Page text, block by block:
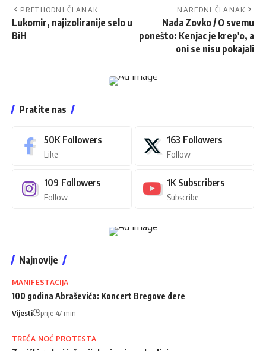
PRETHODNI ČLANAK
Lukomir, najizoliranije selo u
BiH
NAREDNI ČLANAK
Nada Zovko / O svemu
ponešto: Kenjac je krep'o, a
oni se nisu pokajali
Pratite nas
50K Followers
Like
163 Followers
Follow
109 Followers
Follow
1K Subscribers
Subscribe
Najnovije
MANIFESTACIJA
100 godina Abraševića: Koncert Bregove dere
Vijesti prije 47 min
TREĆA NOĆ PROTESTA